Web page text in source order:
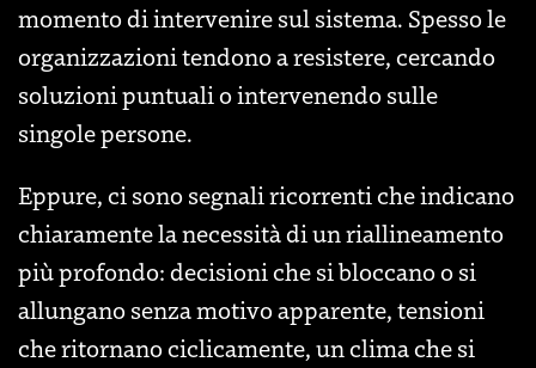
momento di intervenire sul sistema. Spesso le
organizzazioni tendono a resistere, cercando
soluzioni puntuali o intervenendo sulle
singole persone.
Eppure, ci sono segnali ricorrenti che indicano
chiaramente la necessità di un riallineamento
più profondo: decisioni che si bloccano o si
allungano senza motivo apparente, tensioni
che ritornano ciclicamente, un clima che si